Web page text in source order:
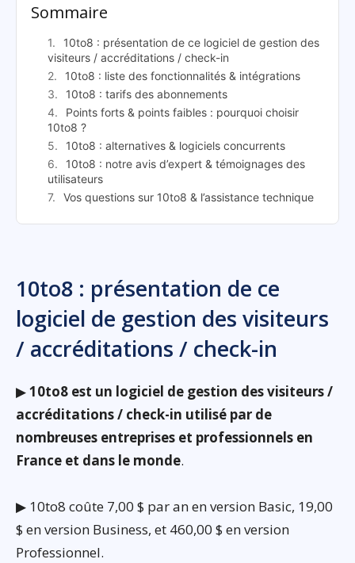
Sommaire
10to8 : présentation de ce logiciel de gestion des
visiteurs / accréditations / check-in
10to8 : liste des fonctionnalités & intégrations
10to8 : tarifs des abonnements
Points forts & points faibles : pourquoi choisir
10to8 ?
10to8 : alternatives & logiciels concurrents
10to8 : notre avis d’expert & témoignages des
utilisateurs
Vos questions sur 10to8 & l’assistance technique
10to8 : présentation de ce
logiciel de gestion des visiteurs
/ accréditations / check-in
▶10to8 est un logiciel de gestion des visiteurs /
accréditations / check-in utilisé par de
nombreuses entreprises et professionnels en
France et dans le monde.
▶ 10to8 coûte 7,00 $ par an en version Basic, 19,00
$ en version Business, et 460,00 $ en version
Professionnel.